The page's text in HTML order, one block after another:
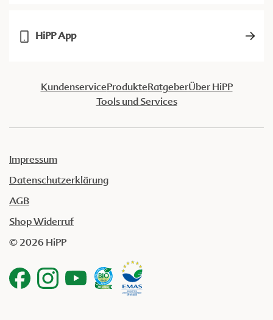
HiPP App
KundenserviceProdukteRatgeberÜber HiPP
Tools und Services
Impressum
Datenschutzerklärung
AGB
Shop Widerruf
© 2026 HiPP